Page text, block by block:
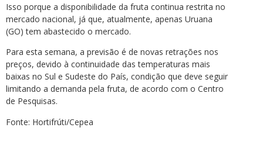
Isso porque a disponibilidade da fruta continua restrita no
mercado nacional, já que, atualmente, apenas Uruana
(GO) tem abastecido o mercado.
Para esta semana, a previsão é de novas retrações nos
preços, devido à continuidade das temperaturas mais
baixas no Sul e Sudeste do País, condição que deve seguir
limitando a demanda pela fruta, de acordo com o Centro
de Pesquisas.
Fonte: Hortifrúti/Cepea